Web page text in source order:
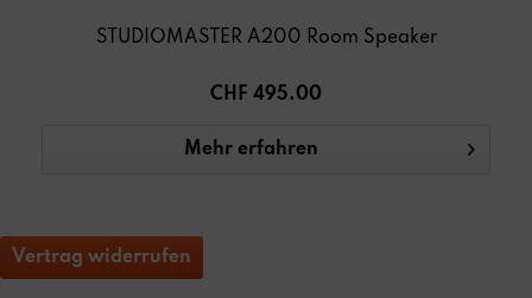
STUDIOMASTER A200 Room Speaker
CHF 495.00
Mehr erfahren
Vertrag widerrufen